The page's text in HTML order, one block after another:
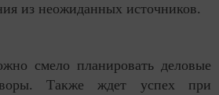
из неожиданных источников.
смело планировать деловые
Также ждет успех при